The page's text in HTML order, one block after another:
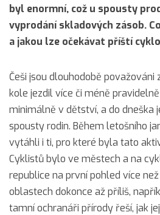
byl enormní, což u spousty
vyprodání skladových zásob.
a jakou lze očekávat příští
Češi jsou dlouhodobě považováni
kole jezdil více či méně
minimálně v dětství, a do dneška
spousty rodin. Během letošního
vytáhli i ti, pro které byla tato
Cyklistů bylo ve městech a na
republice na první pohled více
oblastech dokonce až příliš,
tamní ochranáři přírody řeší, jak